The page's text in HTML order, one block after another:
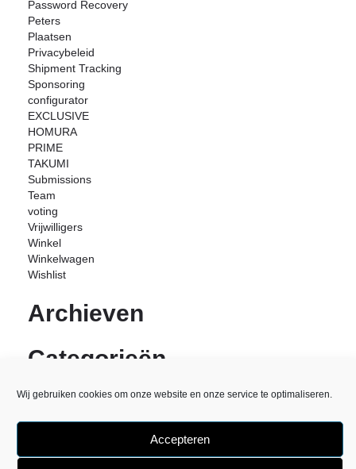
Wij gebruiken cookies om onze website en onze service te optimaliseren.
Accepteren
Password Recovery
Peters
Plaatsen
Privacybeleid
Shipment Tracking
Sponsoring
configurator
EXCLUSIVE
HOMURA
PRIME
TAKUMI
Submissions
Team
voting
Vrijwilligers
Winkel
Winkelwagen
Wishlist
Archieven
Categorieën
Geen categorieën